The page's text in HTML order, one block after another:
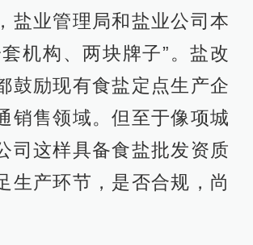
盐业管理局和盐业公司本
机构、两块牌子”。盐改
鼓励现有食盐定点生产企
销售领域。但至于像项城
司这样具备食盐批发资质
生产环节，是否合规，尚